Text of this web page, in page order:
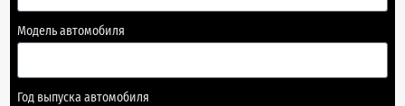
Модель автомобиля
Год выпуска автомобиля